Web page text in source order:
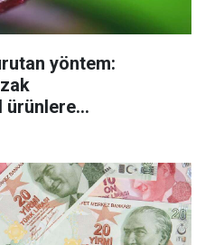
yöntem:
ürünlere